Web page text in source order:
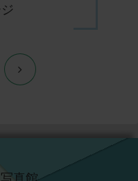
次